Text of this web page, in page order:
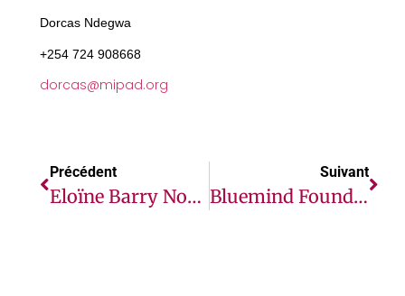
Dorcas Ndegwa
+254 724 908668
dorcas@mipad.org
Précédent
Eloïne Barry Nommée Femme La Plus Influente De 2022 Par Le Magazine New African Woman
Suivant
Bluemind Foundation Organise La Première Édition « Blue’december », Une Journée D’action Citoyenne En Faveur Des Personnes Migrantes Et Deplacées Internes Au Cameroun.